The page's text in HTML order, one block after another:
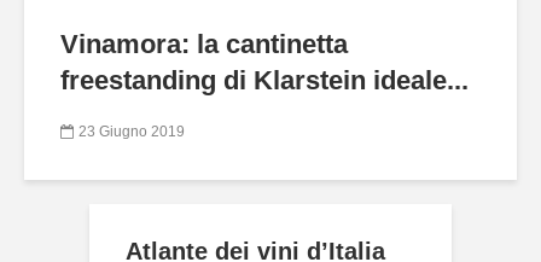
Vinamora: la cantinetta
freestanding di Klarstein ideale...
23 Giugno 2019
Atlante dei vini d’Italia